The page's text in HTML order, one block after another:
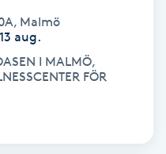
, Malmö
aug.
I MALMÖ,
FÖR